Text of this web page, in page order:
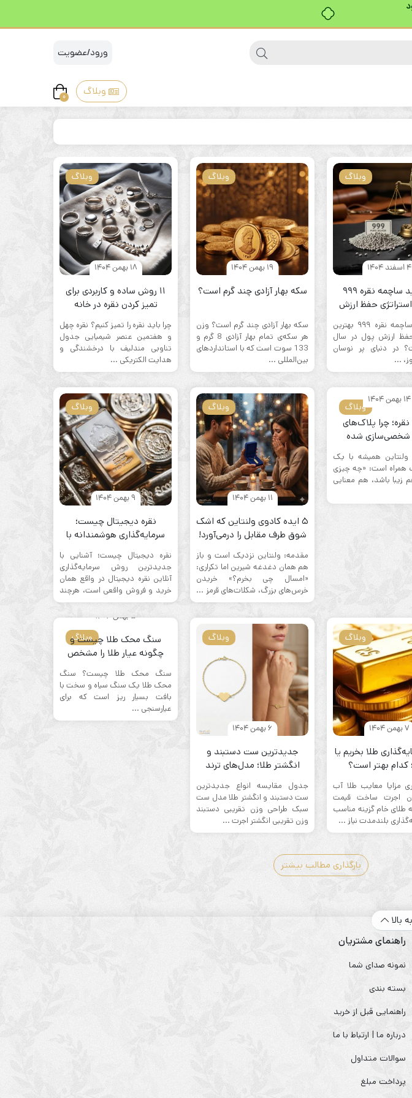
ورود/عضویت
وبلاگ 0
وبلاگ
4 اسفند 1404
چرا خرید ساچمه نقره ۹۹۹
حفظ ارزش
چرا خرید ساچمه نقره ۹۹۹ بهترین
حفظ ارزش پول در سال
است؟ در دنیای پر نوسان
...
وبلاگ
19 بهمن 1404
سکه‌ بهار آزادی چند گرم است؟
سکه‌ بهار آزادی چند گرم است؟ وزن
هر سکه‌ی تمام بهار آزادی 8 گرم و
133 سوت است که با استاندارد‌های
بین‌المللی ...
وبلاگ
18 بهمن 1404
۱۱ روش ساده و کاربردی برای
تمیز کردن نقره در خانه
چرا باید نقره را تمیز کنیم؟ نقره چهل
و هفتمین عنصر شیمیایی جدول
تناوبی مندلیف با درخشندگی و
هدایت الکتریکی ...
وبلاگ
14 بهمن 1404
چرا پلاک‌های
شخصی‌سازی شده
همیشه با یک
همراه است: «چه چیزی
زیبا باشد، هم معنایی
وبلاگ
11 بهمن 1404
۵ ایده کادوی ولنتاین که اشک
شوق طرف مقابل را درمی‌آورد!
مقدمه: ولنتاین نزدیک است و باز
هم همان دغدغه شیرین اما تکراری:
«امسال چی بخرم؟» خریدن
خرس‌های بزرگ، شکلات‌های قرمز ...
وبلاگ
9 بهمن 1404
نقره دیجیتال چیست؛
سرمایه‌گذاری هوشمندانه با
نقره دیجیتال چیست؛ آشنایی با
جدیدترین روش سرمایه‌گذاری
آنلاین نقره دیجیتال در واقع همان
خرید و فروش واقعی است، هرچند
...
وبلاگ
7 بهمن 1404
طلا بخریم یا
کدام بهتر است؟
مزایا معایب طلا آب‌
اجرت ساخت قیمت
طلای خام گزینه مناسب
بلندمدت نیاز ...
وبلاگ
6 بهمن 1404
جدیدترین ست دستبند و
انگشتر طلا؛ مدل‌های ترند
جدول مقایسه انواع جدیدترین
ست دستبند و انگشتر طلا مدل ست
سبک طراحی وزن تقریبی دستبند
وزن تقریبی انگشتر اجرت ...
وبلاگ
5 بهمن 1404
سنگ محک طلا چیست و
چگونه عیار طلا را مشخص
سنگ محک طلا چیست؟ سنگ
محک طلا یک سنگ سیاه و سخت با
بافت بسیار ریز است که برای
عیارسنجی ...
بارگذاری مطالب بیشتر
بالا
راهنمای مشتریان
نمونه صدای شما
بسته بندی
راهنمایی قبل از خرید
درباره ما | ارتباط با ما
سوالات متداول
پرداخت مبلغ